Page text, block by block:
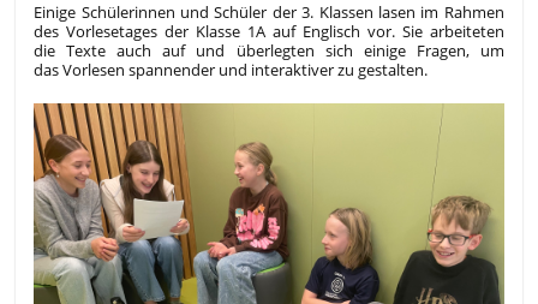
Einige Schülerinnen und Schüler der 3. Klassen lasen im Rahmen
des Vorlesetages der Klasse 1A auf Englisch vor. Sie arbeiteten
die Texte auch auf und überlegten sich einige Fragen, um
das Vorlesen spannender und interaktiver zu gestalten.